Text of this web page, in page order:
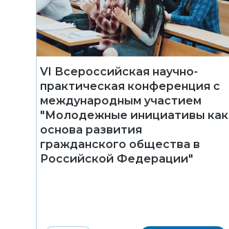
VI Всероссийская научно-
практическая конференция с
международным участием
"Молодежные инициативы как
основа развития
гражданского общества в
Российской Федерации"